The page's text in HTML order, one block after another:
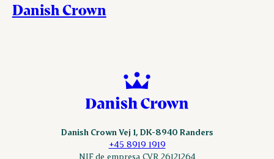
Danish Crown
Danish Crown Vej 1, DK-8940 Randers
+45 8919 1919
NIF de empresa CVR 26121264